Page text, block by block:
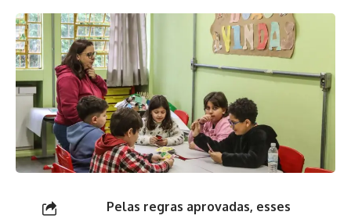
Pelas regras aprovadas, esses